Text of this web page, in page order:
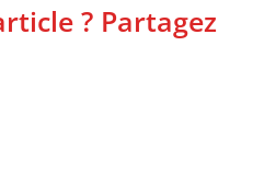
? Partagez